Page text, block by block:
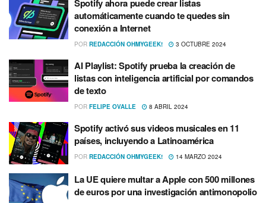
Spotify ahora puede crear listas
automáticamente cuando te quedes sin
conexión a Internet
POR REDACCIÓN OHMYGEEK! 3 OCTUBRE 2024
AI Playlist: Spotify prueba la creación de
listas con inteligencia artificial por comandos
de texto
POR FELIPE OVALLE 8 ABRIL 2024
Spotify activó sus videos musicales en 11
países, incluyendo a Latinoamérica
POR REDACCIÓN OHMYGEEK! 14 MARZO 2024
La UE quiere multar a Apple con 500 millones
de euros por una investigación antimonopolio